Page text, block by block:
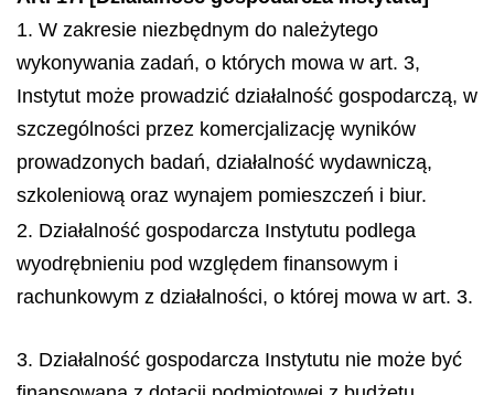
1. W zakresie niezbędnym do należytego
wykonywania zadań, o których mowa w art. 3,
Instytut może prowadzić działalność gospodarczą, w
szczególności przez komercjalizację wyników
prowadzonych badań, działalność wydawniczą,
szkoleniową oraz wynajem pomieszczeń i biur.
2. Działalność gospodarcza Instytutu podlega
wyodrębnieniu pod względem finansowym i
rachunkowym z działalności, o której mowa w art. 3.
3. Działalność gospodarcza Instytutu nie może być